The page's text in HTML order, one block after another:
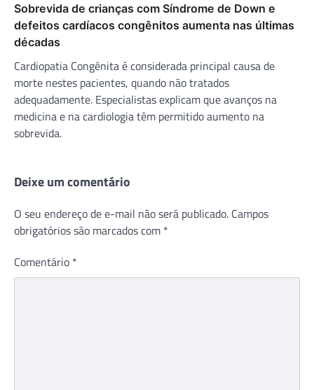
Sobrevida de crianças com Síndrome de Down e
defeitos cardíacos congênitos aumenta nas últimas
décadas
Cardiopatia Congênita é considerada principal causa de
morte nestes pacientes, quando não tratados
adequadamente. Especialistas explicam que avanços na
medicina e na cardiologia têm permitido aumento na
sobrevida.
Deixe um comentário
O seu endereço de e-mail não será publicado. Campos
obrigatórios são marcados com *
Comentário *